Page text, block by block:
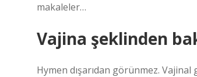
makaleler…
Vajina şeklinden
Hymen dışarıdan görünmez.